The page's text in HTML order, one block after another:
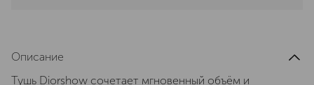
Описание
Тушь Diorshow сочетает мгновенный объём и